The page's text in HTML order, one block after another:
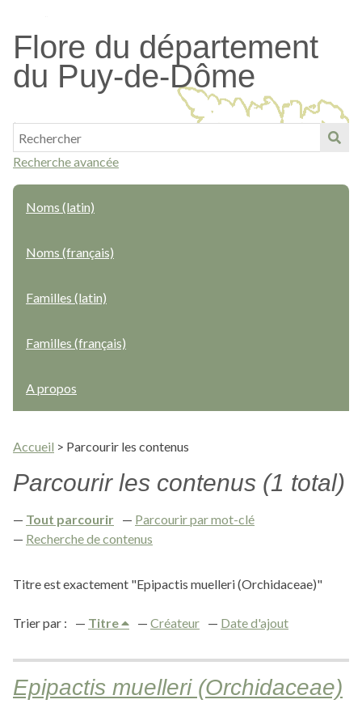
contenu
principal
Flore du département
du Puy-de-Dôme
Recherche avancée
Noms (latin)
Noms (français)
Familles (latin)
Familles (français)
A propos
Accueil > Parcourir les contenus
Parcourir les contenus (1 total)
Tout parcourir
Parcourir par mot-clé
Recherche de contenus
Titre est exactement "Epipactis muelleri (Orchidaceae)"
Trier par : Titre Créateur Date d'ajout
Epipactis muelleri (Orchidaceae)